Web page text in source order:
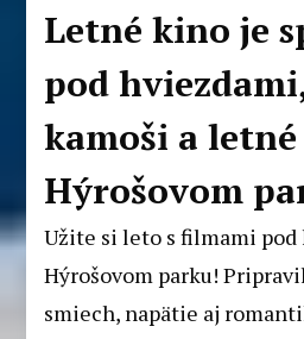
Letné kino je
pod
kamoši a
Hýrošovom
Užite si leto s filmami pod
Hýrošovom parku!
smiech, napätie aj